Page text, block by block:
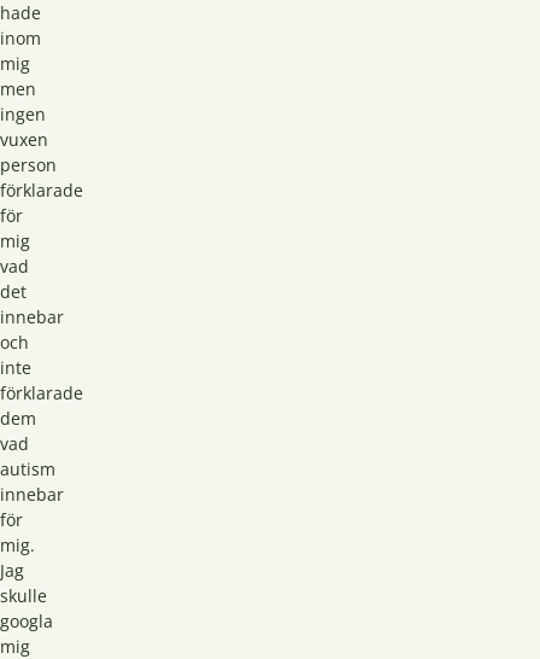
hade
inom
mig
men
ingen
vuxen
person
förklarade
för
mig
vad
det
innebar
och
inte
förklarade
dem
vad
autism
innebar
för
mig.
Jag
skulle
googla
mig